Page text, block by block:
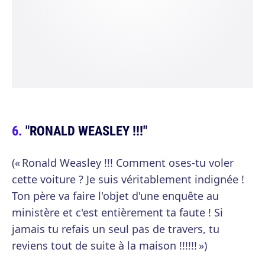
"RONALD WEASLEY !!!"
(« Ronald Weasley !!! Comment oses-tu voler
cette voiture ? Je suis véritablement indignée !
Ton père va faire l'objet d'une enquête au
ministère et c'est entièrement ta faute ! Si
jamais tu refais un seul pas de travers, tu
reviens tout de suite à la maison !!!!!! »)